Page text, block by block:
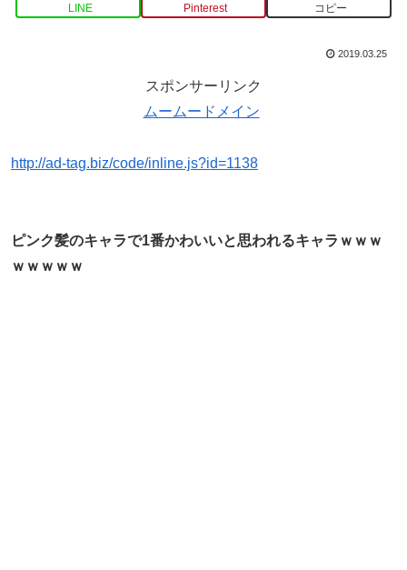
LINE Pinterest コピー
2019.03.25
スポンサーリンク
ムームードメイン
http://ad-tag.biz/code/inline.js?id=1138
ピンク髪のキャラで1番かわいいと思われるキャラｗｗｗ
ｗｗｗｗｗ